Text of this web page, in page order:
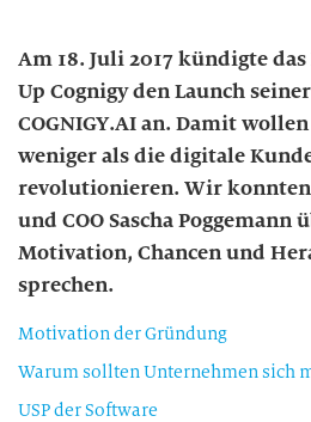
Am 18. Juli 2017 kündigte
Up Cognigy den Launch
COGNIGY.AI an. Damit
weniger als die digitale
revolutionieren. Wir
und COO Sascha
Motivation, Chancen und
sprechen.
Motivation der Gründung
USP der Software